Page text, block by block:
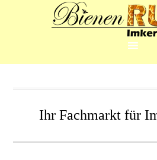
Ihr Fachmarkt für